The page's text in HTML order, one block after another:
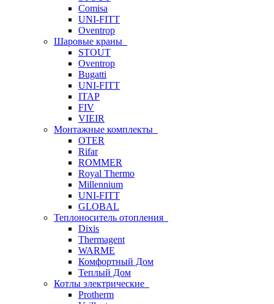
Comisa
UNI-FITT
Oventrop
Шаровые краны
STOUT
Oventrop
Bugatti
UNI-FITT
ITAP
FIV
VIEIR
Монтажные комплекты
OTER
Rifar
ROMMER
Royal Thermo
Millennium
UNI-FITT
GLOBAL
Теплоноситель отопления
Dixis
Thermagent
WARME
Комфортный Дом
Теплый Дом
Котлы электрические
Protherm